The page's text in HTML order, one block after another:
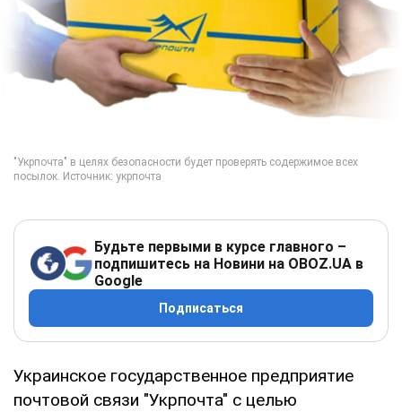
Будьте первыми в курсе главного –
подпишитесь на Новини на OBOZ.UA в
Google
Подписаться
Украинское государственное предприятие
почтовой связи "Укрпочта" с целью